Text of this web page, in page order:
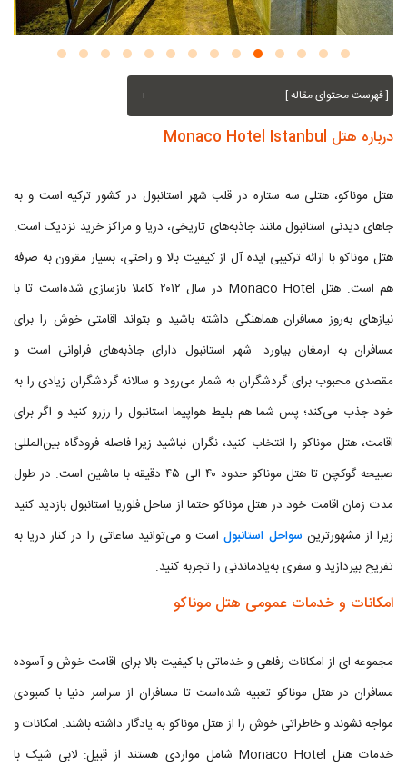
[ فهرست محتوای مقاله ] +
درباره هتل Monaco Hotel Istanbul
هتل موناکو، هتلی سه ستاره در قلب شهر استانبول در کشور ترکیه است و به
جاهای دیدنی استانبول مانند جاذبه‌های تاریخی، دریا و مراکز خرید نزدیک است.
هتل موناکو با ارائه ترکیبی ایده آل از کیفیت بالا و راحتی، بسیار مقرون به صرفه
هم است. هتل Monaco Hotel در سال ۲۰۱۲ کاملا بازسازی شده‌است تا با
نیازهای به‌روز مسافران هماهنگی داشته باشید و بتواند اقامتی خوش را برای
مسافران به ارمغان بیاورد. شهر استانبول دارای جاذبه‌های فراوانی است و
مقصدی محبوب برای گردشگران به شمار می‌رود و سالانه گردشگران زیادی را به
خود جذب می‌کند؛ پس شما هم بلیط هواپیما استانبول را رزرو کنید و اگر برای
اقامت، هتل موناکو را انتخاب کنید، نگران نباشید زیرا فاصله فرودگاه بین‌المللی
صبیحه گوکچن تا هتل موناکو حدود ۴۰ الی ۴۵ دقیقه با ماشین است. در طول
مدت زمان اقامت خود در هتل موناکو حتما از ساحل فلوریا استانبول بازدید کنید
زیرا از مشهورترین سواحل استانبولاست و می‌توانید ساعاتی را در کنار دریا به
تفریح بپردازید و سفری به‌یادماندنی را تجربه کنید.
امکانات و خدمات عمومی هتل موناکو
مجموعه ای از امکانات رفاهی و خدماتی با کیفیت بالا برای اقامت خوش و آسوده
مسافران در هتل موناکو تعبیه شده‌است تا مسافران از سراسر دنیا با کمبودی
مواجه نشوند و خاطراتی خوش را از هتل موناکو به یادگار داشته باشند. امکانات و
خدمات هتل Monaco Hotel شامل مواردی هستند از قبیل: لابی شیک با